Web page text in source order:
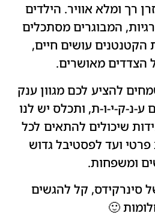
רך ומלא אוויר. הילדים
המבוגרים מסתכלים
הקטנטנים עושים חיים,
הצדדים מאושרים.
להציע לכם מגוון ענק
נ-ק-י-ו-ת, ותכלס יש לנו
שיכולים להתאים לכל
פרטי ועד לפסטיבל גדוש
ומשפחות.
סינרקידס, קל להגשים
🙂